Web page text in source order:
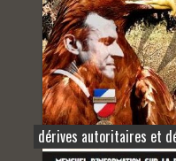
dérives autoritaires et